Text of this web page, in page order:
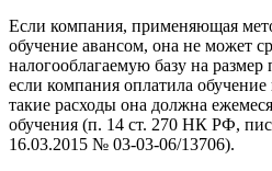
Если компания, применяющая
обучение авансом, она не может
налогооблагаемую базу на
если компания оплатила обучение
такие расходы она должна
обучения (п. 14 ст. 270 НК РФ,
16.03.2015 № 03-03-06/13706).